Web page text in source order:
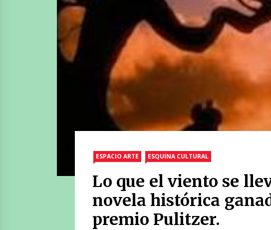
ESPACIO ARTE ESQUINA CULTURAL
Lo que el viento se
novela histórica
premio Pulitzer.